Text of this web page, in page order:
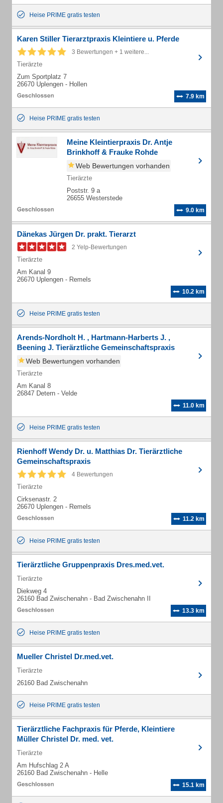
Heise PRIME gratis testen
Karen Stiller Tierarztpraxis Kleintiere u. Pferde
3 Bewertungen + 1 weitere...
Tierärzte
Zum Sportplatz 7
26670 Uplengen - Hollen
7.9 km
Heise PRIME gratis testen
Meine Kleintierpraxis Dr. Antje
Brinkhoff & Frauke Rohde
Web Bewertungen vorhanden
Tierärzte
Poststr. 9 a
26655 Westerstede
9.0 km
Dänekas Jürgen Dr. prakt. Tierarzt
2 Yelp-Bewertungen
Tierärzte
Am Kanal 9
26670 Uplengen - Remels
10.2 km
Heise PRIME gratis testen
Arends-Nordholt H. , Hartmann-Harberts J. ,
Beening J. Tierärztliche Gemeinschaftspraxis
Web Bewertungen vorhanden
Tierärzte
Am Kanal 8
26847 Detern - Velde
11.0 km
Heise PRIME gratis testen
Rienhoff Wendy Dr. u. Matthias Dr. Tierärztliche
Gemeinschaftspraxis
4 Bewertungen
Tierärzte
Cirksenastr. 2
26670 Uplengen - Remels
11.2 km
Heise PRIME gratis testen
Tierärztliche Gruppenpraxis Dres.med.vet.
Tierärzte
Diekweg 4
26160 Bad Zwischenahn - Bad Zwischenahn II
13.3 km
Heise PRIME gratis testen
Mueller Christel Dr.med.vet.
Tierärzte
26160 Bad Zwischenahn
Heise PRIME gratis testen
Tierärztliche Fachpraxis für Pferde, Kleintiere
Müller Christel Dr. med. vet.
Tierärzte
Am Hufschlag 2 A
26160 Bad Zwischenahn - Helle
15.1 km